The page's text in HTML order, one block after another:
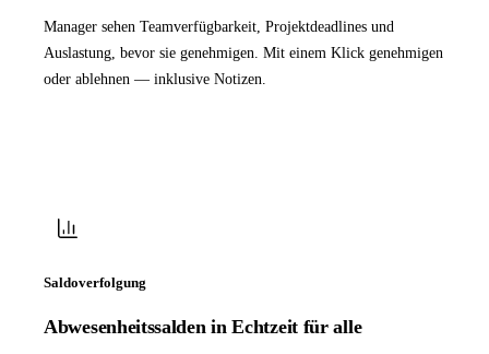
Manager sehen Teamverfügbarkeit, Projektdeadlines und
Auslastung, bevor sie genehmigen. Mit einem Klick genehmigen
oder ablehnen — inklusive Notizen.
Saldoverfolgung
Abwesenheitssalden in Echtzeit für alle